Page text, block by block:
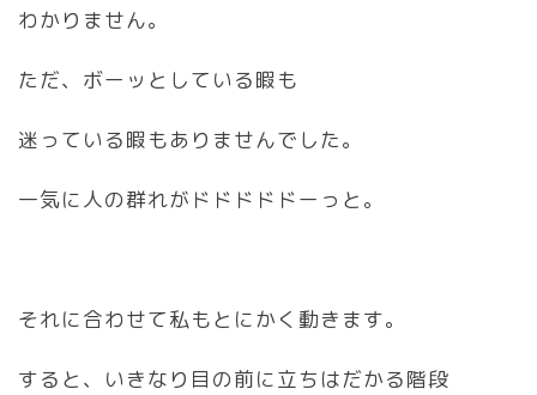
わかりません。
ただ、ボーッとしている暇も
迷っている暇もありませんでした。
一気に人の群れがドドドドドーっと。
それに合わせて私もとにかく動きます。
すると、いきなり目の前に立ちはだかる階段